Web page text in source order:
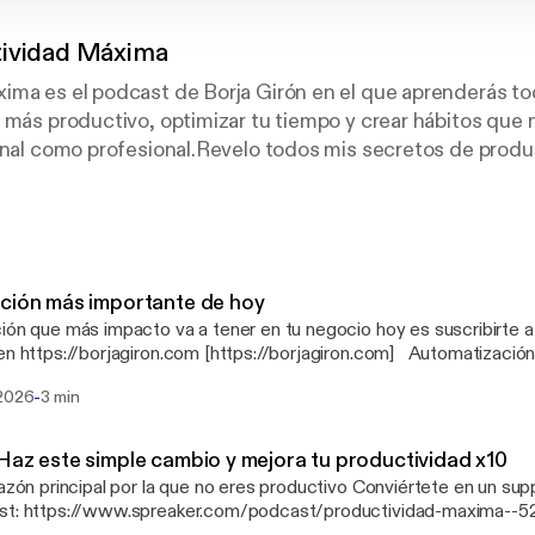
Máxima
es el podcast de Borja Girón en el que aprenderás
productivo, optimizar tu tiempo y crear hábitos que
como profesional.Revelo todos mis secretos de
que quieren conseguir su mejor versión.Consigue
gracias al podcast "Productividad
aprender cada día:• Grandes aprendizajes•
Marketing Digital• SEO para Google• Triunfa con tu
Los últimos días• Cuentos con moraleja• Mastermind
Artificial para Emprender• Noticias marketing•
en un supporter de este podcast:
5279700/support
más importante de hoy
que más impacto va a tener en tu negocio hoy es suscribirte
https://borjagiron.com [https://borjagiron.com]
email diario con la acción del día que más impacto puede
lo comparto con mi voz clorada. Club Triunfers.com [http://
de Make. Conviértete en un supporter de este podcast:
www.spreaker.com/podcast/productividad-maxima--5279700/
www.spreaker.com/podcast/productividad-maxima--
-3 min
este simple cambio y mejora tu productividad x10
por la que no eres productivo Conviértete en un supporter de este
https://www.spreaker.com/podcast/productividad-maxima--